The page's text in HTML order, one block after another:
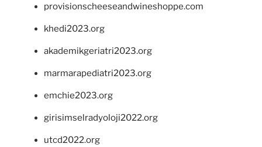
provisionscheeseandwineshoppe.com
khedi2023.org
akademikgeriatri2023.org
marmarapediatri2023.org
emchie2023.org
girisimselradyoloji2022.org
utcd2022.org